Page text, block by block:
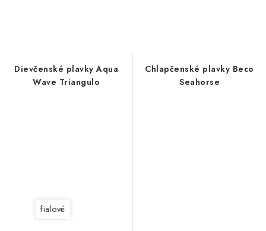
Dievčenské plavky Aqua
Wave Triangulo
fialové
Chlapčenské plavky Beco
Seahorse